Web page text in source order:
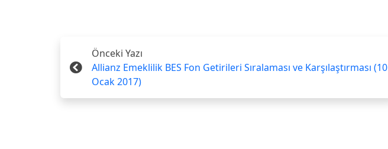
Önceki Yazı
Allianz Emeklilik BES Fon Getirileri Sıralaması ve Karşılaştırması (10
Ocak 2017)